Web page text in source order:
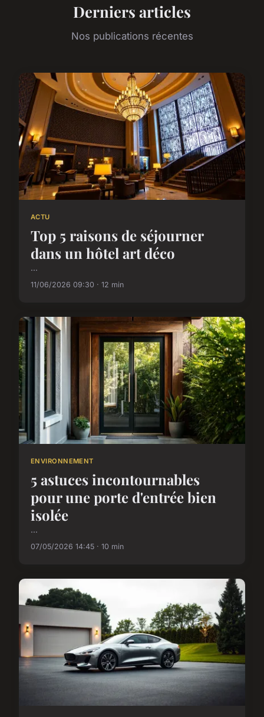
Derniers articles
Nos publications récentes
ACTU
Top 5 raisons de séjourner
dans un hôtel art déco
...
11/06/2026 09:30 · 12 min
ENVIRONNEMENT
5 astuces incontournables
pour une porte d'entrée bien
isolée
...
07/05/2026 14:45 · 10 min